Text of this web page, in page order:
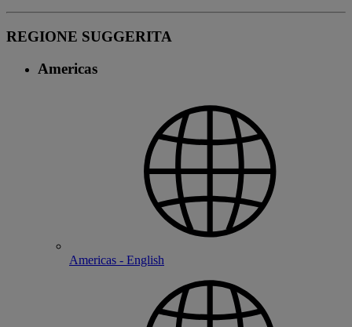
REGIONE SUGGERITA
Americas
Americas - English